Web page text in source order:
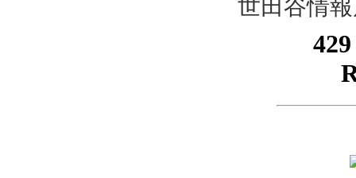
世田谷情